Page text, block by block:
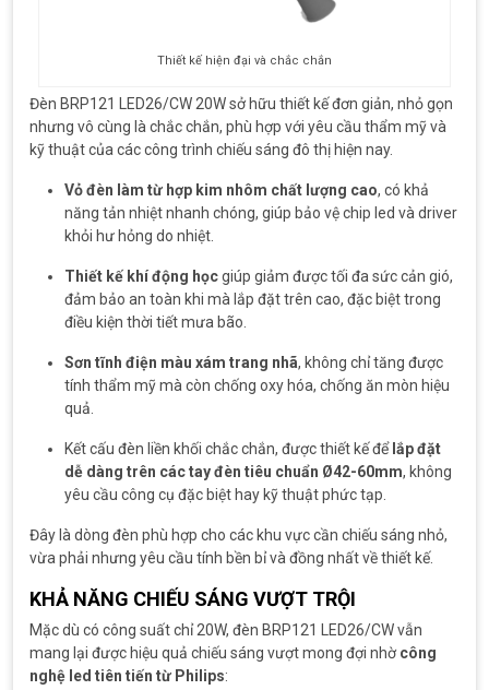
Thiết kế hiện đại và chắc chắn
Đèn BRP121 LED26/CW 20W sở hữu thiết kế đơn giản, nhỏ gọn
nhưng vô cùng là chắc chắn, phù hợp với yêu cầu thẩm mỹ và
kỹ thuật của các công trình chiếu sáng đô thị hiện nay.
Vỏ đèn làm từ hợp kim nhôm chất lượng cao, có khả
năng tản nhiệt nhanh chóng, giúp bảo vệ chip led và driver
khỏi hư hỏng do nhiệt.
Thiết kế khí động họcgiúp giảm được tối đa sức cản gió,
đảm bảo an toàn khi mà lắp đặt trên cao, đặc biệt trong
điều kiện thời tiết mưa bão.
Sơn tĩnh điện màu xám trang nhã, không chỉ tăng được
tính thẩm mỹ mà còn chống oxy hóa, chống ăn mòn hiệu
quả.
Kết cấu đèn liền khối chắc chắn, được thiết kế để lắp đặt
dễ dàng trên các tay đèn tiêu chuẩn Ø42-60mm, không
yêu cầu công cụ đặc biệt hay kỹ thuật phức tạp.
Đây là dòng đèn phù hợp cho các khu vực cần chiếu sáng nhỏ,
vừa phải nhưng yêu cầu tính bền bỉ và đồng nhất về thiết kế.
KHẢ NĂNG CHIẾU SÁNG VƯỢT TRỘI
Mặc dù có công suất chỉ 20W, đèn BRP121 LED26/CW vẫn
mang lại được hiệu quả chiếu sáng vượt mong đợi nhờcông
nghệ led tiên tiến từ Philips: